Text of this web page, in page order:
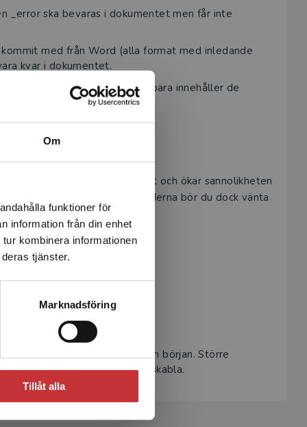
Om
funktioner för
information från din enhet
kombinera informationen
tjänster.
Marknadsföring
Tillåt alla
_error ska bevaras i dokumentet men får inte
med från Word (alla format med inledande
kvar i dokumentet.
dig om att dokumentet bara innehåller de
att rätt tryckeri är inlagt.
Du kan då rätta fel direkt och ökar sannolikheten
upptäcks. Slutjustering av bilderna bör du dock vänta
rapporten.
, så du kan göra rätt från början. Större
är både arbetsamma och riskabla.